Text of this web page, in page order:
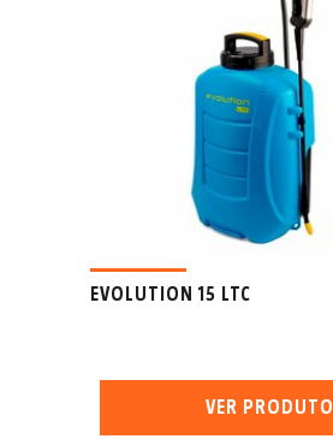
EVOLUTION 15 LTC
VER PRODUTO